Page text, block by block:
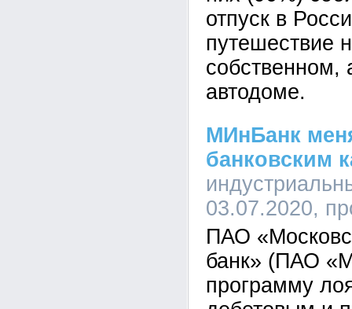
отпуск в
путешествие
собственном,
автодоме.
МИнБанк
банковским
03.07.2020,
ПАО
банк» (ПАО
программу